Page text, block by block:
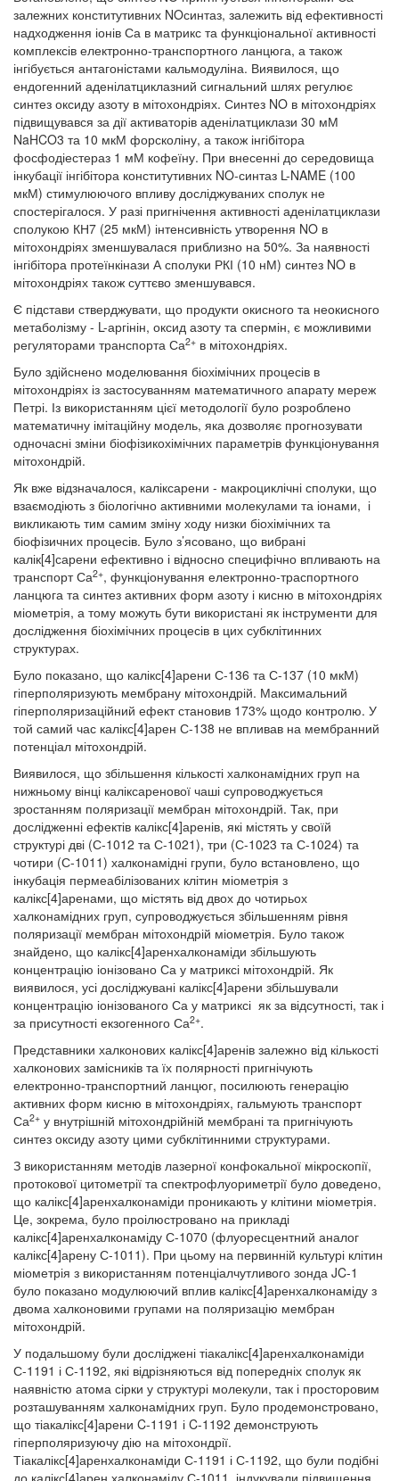
залежних конститутивних NOсинтаз, залежить від ефективності
надходження іонів Са в матрикс та функціональної активності
комплексів електронно-транспортного ланцюга, а також
інгібується антагоністами кальмодуліна. Виявилося, що
ендогенний аденілатциклазний сигнальний шлях регулює
синтез оксиду азоту в мітохондріях. Синтез NO в мітохондріях
підвищувався за дії активаторів аденілатциклази 30 мМ
NaHCO3 та 10 мкМ форсколіну, а також інгібітора
фосфодіестераз 1 мМ кофеїну. При внесенні до середовища
інкубації інгібітора конститутивних NO-синтаз L-NAME (100
мкМ) стимулюючого впливу досліджуваних сполук не
спостерігалося. У разі пригнічення активності аденілатциклази
сполукою КН7 (25 мкМ) інтенсивність утворення NO в
мітохондріях зменшувалася приблизно на 50%. За наявності
інгібітора протеїнкінази А сполуки РКІ (10 нМ) синтез NO в
мітохондріях також суттєво зменшувався.
Є підстави стверджувати, що продукти окисного та неокисного
метаболізму - L-аргінін, оксид азоту та спермін, є можливими
регуляторами транспорта Са2+ в мітохондріях.
Було здійснено моделювання біохімічних процесів в
мітохондріях із застосуванням математичного апарату мереж
Петрі. Із використанням цієї методології було розроблено
математичну імітаційну модель, яка дозволяє прогнозувати
одночасні зміни біофізикохімічних параметрів функціонування
мітохондрій.
Як вже відзначалося, каліксарени - макроциклічні сполуки, що
взаємодіють з біологічно активними молекулами та іонами, і
викликають тим самим зміну ходу низки біохімічних та
біофізичних процесів. Було з’ясовано, що вибрані
калік[4]сарени ефективно і відносно специфічно впливають на
транспорт Са2+, функціонування електронно-траспортного
ланцюга та синтез активних форм азоту і кисню в мітохондріях
міометрія, а тому можуть бути використані як інструменти для
дослідження біохімічних процесів в цих субклітинних
структурах.
Було показано, що калікс[4]арени С-136 та С-137 (10 мкМ)
гіперполяризують мембрану мітохондрій. Максимальний
гіперполяризаційний ефект становив 173% щодо контролю. У
той самий час калікс[4]арен С-138 не впливав на мембранний
потенціал мітохондрій.
Виявилося, що збільшення кількості халконамідних груп на
нижньому вінці каліксаренової чаші супроводжується
зростанням поляризації мембран мітохондрій. Так, при
дослідженні ефектів калікс[4]аренів, які містять у своїй
структурі дві (С-1012 та С-1021), три (С-1023 та С-1024) та
чотири (С-1011) халконамідні групи, було встановлено, що
інкубація пермеабілізованих клітин міометрія з
калікс[4]аренами, що містять від двох до чотирьох
халконамідних груп, супроводжується збільшенням рівня
поляризації мембран мітохондрій міометрія. Було також
знайдено, що калікс[4]аренхалконаміди збільшують
концентрацію іонізовано Са у матриксі мітохондрій. Як
виявилося, усі досліджувані калікс[4]арени збільшували
концентрацію іонізованого Са у матриксі як за відсутності, так і
за присутності екзогенного Са2+.
Представники халконових калікс[4]аренів залежно від кількості
халконових замісників та їх полярності пригнічують
електронно-транспортний ланцюг, посилюють генерацію
активних форм кисню в мітохондріях, гальмують транспорт
Са2+ у внутрішній мітохондрійній мембрані та пригнічують
синтез оксиду азоту цими субклітинними структурами.
З використанням методів лазерної конфокальної мікроскопії,
протокової цитометрії та спектрофлуориметрії було доведено,
що калікс[4]аренхалконаміди проникають у клітини міометрія.
Це, зокрема, було проілюстровано на прикладі
калікс[4]аренхалконаміду С-1070 (флуоресцентний аналог
калікс[4]арену С-1011). При цьому на первинній культурі клітин
міометрія з використанням потенціалчутливого зонда JC-1
було показано модулюючий вплив калікс[4]аренхалконаміду з
двома халконовими групами на поляризацію мембран
мітохондрій.
У подальшому були досліджені тіакалікс[4]аренхалконаміди
С-1191 і С-1192, які відрізняються від попередніх сполук як
наявністю атома сірки у структурі молекули, так і просторовим
розташуванням халконамідних груп. Було продемонстровано,
що тіакалікс[4]арени C-1191 і C-1192 демонструють
гіперполяризуючу дію на мітохондрії.
Тіакалікс[4]аренхалконаміди С-1191 і С-1192, що були подібні